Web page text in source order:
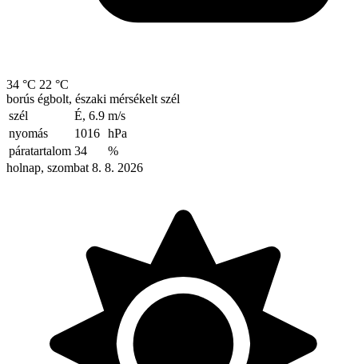
34 °C 22 °C
borús égbolt, északi mérsékelt szél
szél
É, 6.9 m/s
nyomás
1016 hPa
páratartalom 34
%
holnap, szombat 8. 8. 2026